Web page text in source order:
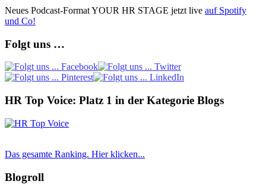
Neues Podcast-Format YOUR HR STAGE jetzt live auf Spotify
und Co!
Folgt uns …
HR Top Voice: Platz 1 in der Kategorie Blogs
Das gesamte Ranking. Hier klicken...
Blogroll